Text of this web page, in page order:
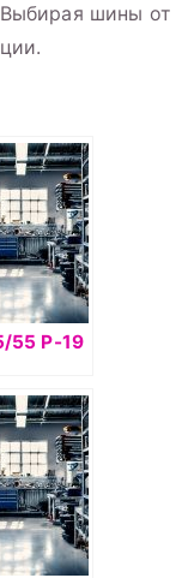
шины от
55 Р-19
9 SUV